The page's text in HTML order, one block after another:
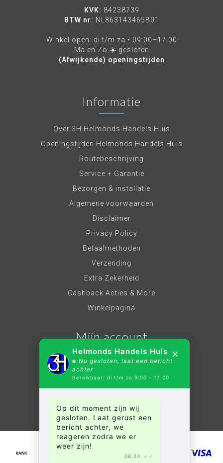
KVK: 84238739
BTW nr: NL863143465B01
Winkel open: di t/m za • 09:00–17:00
Ma en Zo ☀️ gesloten
(Afwijkende) openingstijden
Informatie
Over 3H Helmonds Handels Huis
Openingstijden Helmonds Handels Huis
Routebeschrijving
Service + Garantie
Bezorgen & installatie
Algemene voorwaarden
Disclaimer
Privacy Policy
Betaalmethoden
Verzending
Extra Zekerheid
Cashback Acties & More
Winkelpagina
Mijn account
Account informatie
Mijn bestellingen
Alle producten
Helmonds Handels Huis
Nu gesloten, laat een bericht
achter
Bereikbaar: di t/m za 9:00 - 17:00
×
Op dit moment zijn wij
gesloten. Laat gerust een
bericht achter, we
reageren zodra we er
weer zijn!
06:24 ✓✓